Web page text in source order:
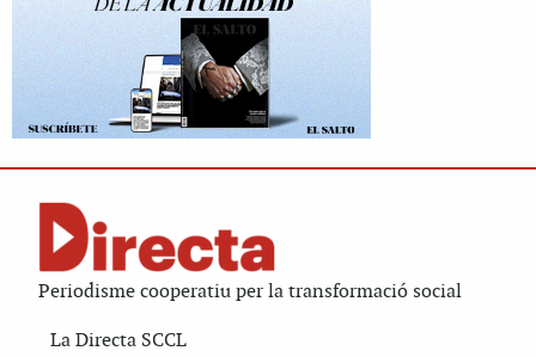
Periodisme cooperatiu per la transformació social
La Directa SCCL